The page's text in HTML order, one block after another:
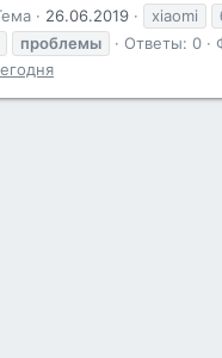
26.06.2019 xiaomi
проблемы Ответы: 0